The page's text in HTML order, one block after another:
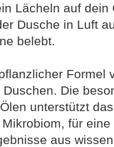
Lächeln auf dein
Dusche in Luft
belebt.
Formel
Die
unterstützt
für eine
aus